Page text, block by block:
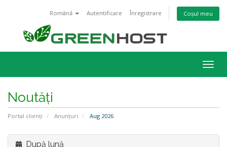
Română Autentificare Înregistrare Coșul meu
Noutăți
Portal clienți Anunțuri Aug 2026
După lună